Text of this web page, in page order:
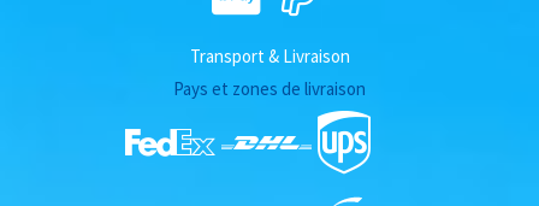
Transport & Livraison
Pays et zones de livraison